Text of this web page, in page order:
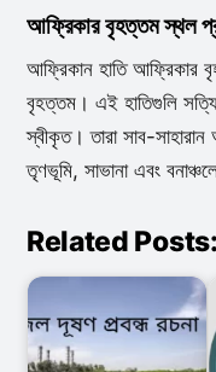
আফ্রিকার বৃহত্তম স্থল
আফ্রিকান হাতি আফ্রিকার
বৃহত্তম। এই হাতিগুলি
স্বীকৃত। তারা সাব-
তৃণভূমি, সাভানা এবং
Related Posts: